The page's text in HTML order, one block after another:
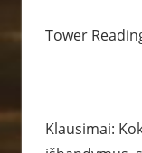
Tower
Klausimai: